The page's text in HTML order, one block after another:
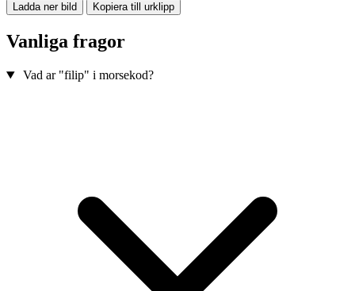
Ladda ner bild Kopiera till urklipp
Vanliga fragor
Vad ar "filip" i morsekod?